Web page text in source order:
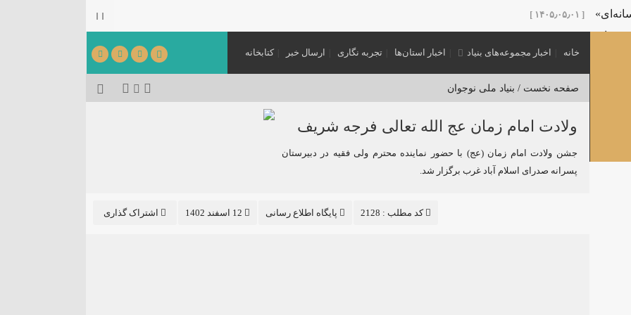
[ ۱۴۰۵٫۰۵٫۰۱ ]
پدر امت»
کنش‌گران عرصه تربیتی با عنوان «نشست مرشد» در کرمان برگزار می‌شود. [ ۱۴۰۵٫۰۳٫۳۱ ]
نوجوانی [ ۱۴۰۵٫۰۳٫۲۵ ]
هیئت‌های نوجوانی منتشر شد. [ ۱۴۰۵٫۰۳٫۲۵ ]
خانه اخبار مجموعه‌های بنیاد اخبار استان‌ها تجربه نگاری ارسال خبر کتابخانه
صفحه نخست / بنیاد ملی نوجوان
ولادت امام زمان عج الله تعالی فرجه شریف
جشن ولادت امام زمان (عج) با حضور نماینده محترم ولی فقیه در دبیرستان
پسرانه صدرای اسلام آباد غرب برگزار شد.
اشتراک گذاری پایگاه اطلاع رسانی کد مطلب : 2128